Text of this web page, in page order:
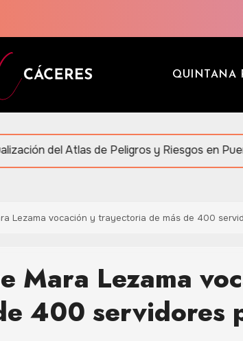
QUINTANA
de Peligros y Riesgos en Puerto Morelos
Lezama vocación y trayectoria de más de 400
Mara Lezama
400 servidores